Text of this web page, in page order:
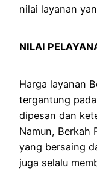
nilai layanan
NILAI
Harga layanan
tergantung
dipesan dan
Namun, Berkah
yang bersaing
juga selalu